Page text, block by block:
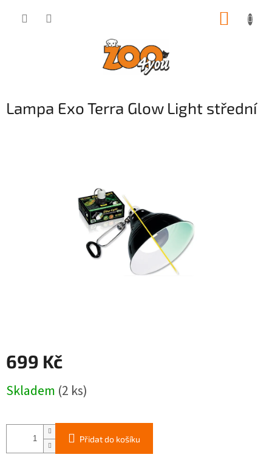
Lampa Exo Terra Glow Light střední
699 Kč
cena:
Skladem (2 ks)
Přidat do košíku